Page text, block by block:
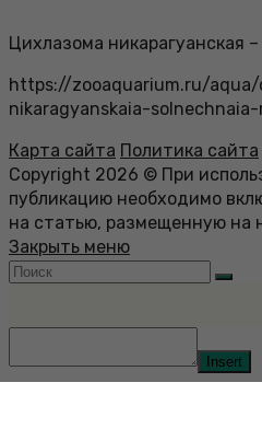
Цихлазома никарагуанская
https://zooaquarium.ru/
nikaragyanskaia-
Карта сайта Политика сайта
Copyright 2026 © При
публикацию необходимо
на статью, размещенную на
Закрыть меню
Insert